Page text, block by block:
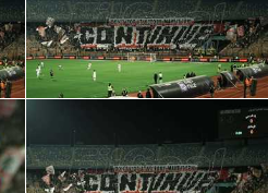
الدوري الإيطالي
الدوري الألماني
الدوري السعودي للمحترفين